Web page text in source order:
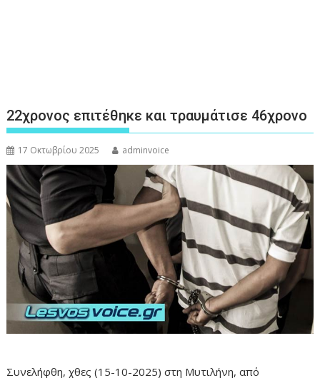
22χρονος επιτέθηκε και τραυμάτισε 46χρονο
17 Οκτωβρίου 2025 adminvoice
Συνελήφθη, χθες (15-10-2025) στη Μυτιλήνη, από